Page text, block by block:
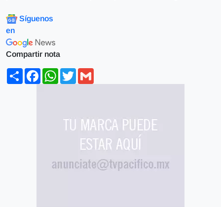
Síguenos
en
Compartir nota
ShareFacebookWhatsApp
Twitter